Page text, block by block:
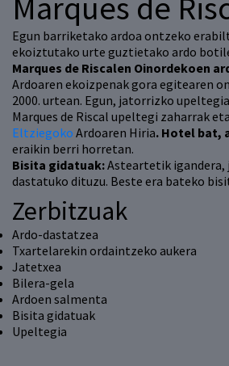
Marques de
Egun barriketako ardoa ontzeko
ekoiztutako urte guztietako ardo
Marques de Riscalen Oinordekoen
Ardoaren ekoizpenak gora egitearen
2000. urtean. Egun, jatorrizko
Marques de Riscal upeltegi zaharrak eta
Eltziegoko Ardoaren Hiria. Hotel bat,
eraikin berri horretan.
Bisita gidatuak:Asteartetik igandera,
dastatuko dituzu. Beste era bateko
Zerbitzuak
Ardo-dastatzea
Txartelarekin ordaintzeko aukera
Jatetxea
Bilera-gela
Ardoen salmenta
Bisita gidatuak
Upeltegia